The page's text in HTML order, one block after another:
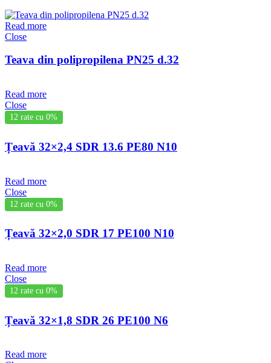
Read more
Close
Teava din polipropilena PN25 d.32
Read more
Close
12 rate cu 0%
Țeavă 32×2,4 SDR 13.6 PE80 N10
Read more
Close
12 rate cu 0%
Țeavă 32×2,0 SDR 17 PE100 N10
Read more
Close
12 rate cu 0%
Țeavă 32×1,8 SDR 26 PE100 N6
Read more